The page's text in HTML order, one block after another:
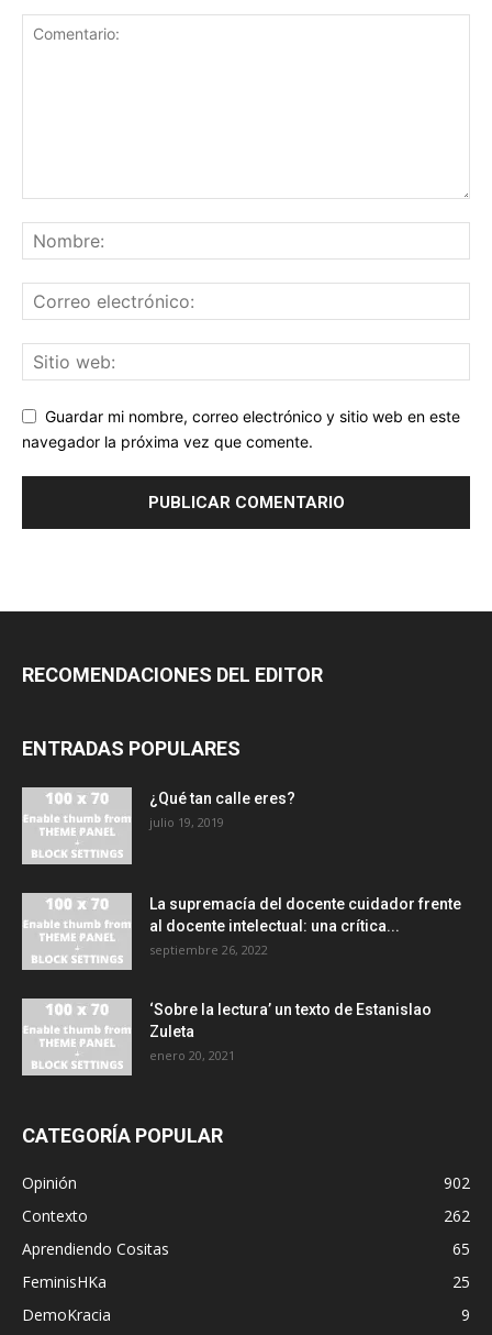
Guardar mi nombre, correo electrónico y sitio web en este
navegador la próxima vez que comente.
RECOMENDACIONES DEL EDITOR
ENTRADAS POPULARES
¿Qué tan calle eres?
julio 19, 2019
La supremacía del docente cuidador frente
al docente intelectual: una crítica...
septiembre 26, 2022
‘Sobre la lectura’ un texto de Estanislao
Zuleta
enero 20, 2021
CATEGORÍA POPULAR
Opinión
902
Contexto
262
Aprendiendo Cositas
65
FeminisHKa
25
DemoKracia
9